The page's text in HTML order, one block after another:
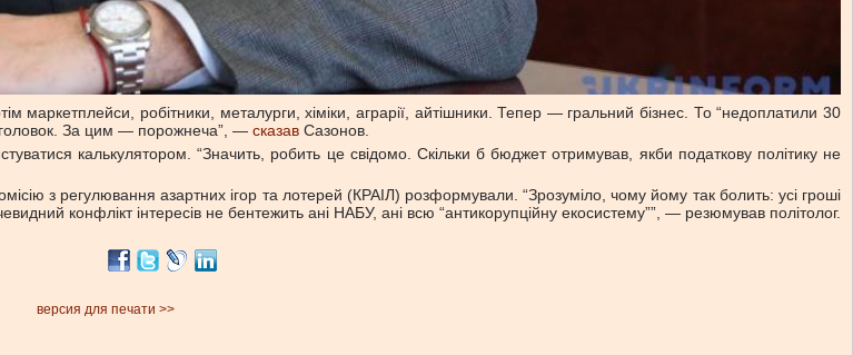
робітники, металурги, хіміки, аграрії, айтішники. Тепер — гральний бізнес. То “недоплатили 30
За цим — порожнеча”, — сказав Сазонов.
калькулятором. “Значить, робить це свідомо. Скільки б бюджет отримував, якби податкову політику не
з регулювання азартних ігор та лотерей (КРАІЛ) розформували. “Зрозуміло, чому йому так болить: усі гроші
конфлікт інтересів не бентежить ані НАБУ, ані всю “антикорупційну екосистему””, — резюмував політолог.
версия для печати >>